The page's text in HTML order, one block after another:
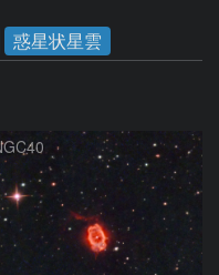
惑星状星雲